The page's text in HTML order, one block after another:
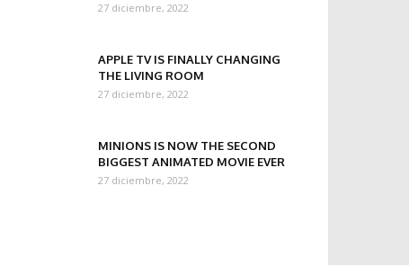
27 diciembre, 2022
APPLE TV IS FINALLY CHANGING
THE LIVING ROOM
27 diciembre, 2022
MINIONS IS NOW THE SECOND
BIGGEST ANIMATED MOVIE EVER
27 diciembre, 2022